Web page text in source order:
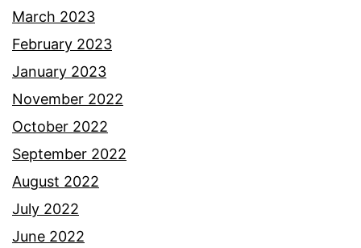
a
n
t
u
s
e
b
e
l
March 2023
February 2023
January 2023
November 2022
October 2022
September 2022
August 2022
July 2022
June 2022